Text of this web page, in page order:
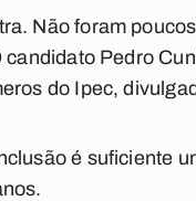
Não foram
Pedro
do Ipec,
é suficiente